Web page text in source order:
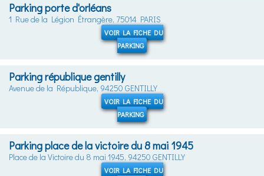
Parking porte d'orléans
1 Rue de la Légion Étrangère, 75014 PARIS
VOIR LA FICHE DU
PARKING
Parking république gentilly
Avenue de la République, 94250 GENTILLY
VOIR LA FICHE DU
PARKING
Parking place de la victoire du 8 mai 1945
Place de la Victoire du 8 mai 1945, 94250 GENTILLY
VOIR LA FICHE DU